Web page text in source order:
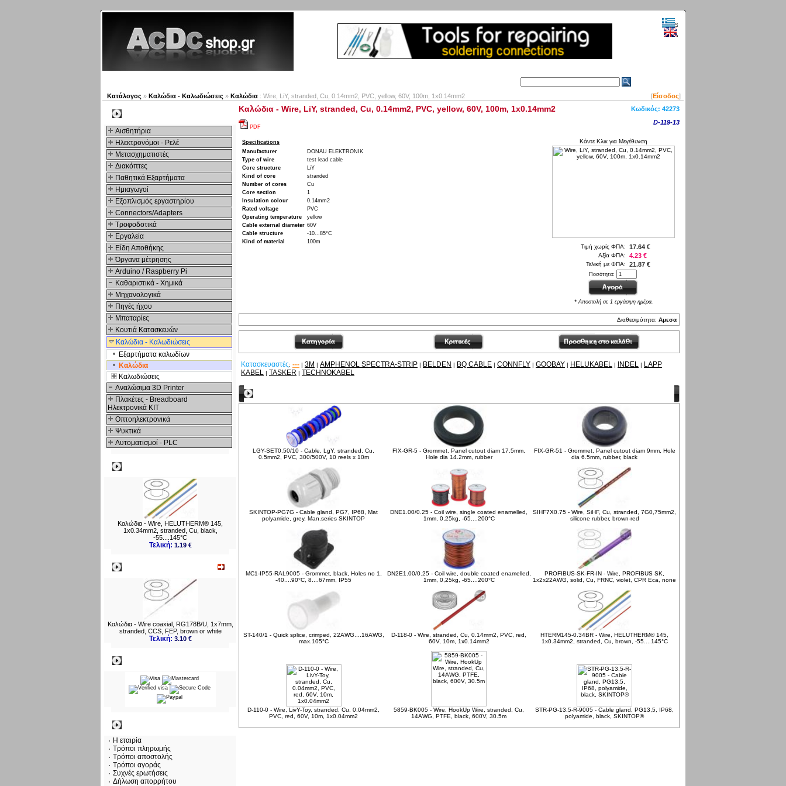
Κατάλογος » Καλώδια - Καλωδιώσεις » Καλώδια : Wire, LiY, stranded, Cu, 0.14mm2, PVC, yellow, 60V, 100m, 1x0.14mm2 [Είσοδος]
Αισθητήρια
Ηλεκτρονόμοι - Ρελέ
Μετασχηματιστές
Διακόπτες
Παθητικά Εξαρτήματα
Hμιαγωγοί
Εξοπλισμός εργαστηρίου
Connectors/Adapters
Τροφοδοτικά
Εργαλεία
Είδη Αποθήκης
Όργανα μέτρησης
Arduino / Raspberry Pi
Καθαριστικά - Χημικά
Μηχανολογικά
Πηγές ήχου
Μπαταρίες
Κουτιά Κατασκευών
Καλώδια - Καλωδιώσεις
Εξαρτήματα καλωδίων
Καλώδια
Καλωδιώσεις
Αναλώσιμα 3D Printer
Πλακέτες - Breadboard
Ηλεκτρονικά ΚΙΤ
Οπτοηλεκτρονικά
Ψυκτικά
Αυτοματισμοί - PLC
Καλώδια - Wire, HELUTHERM® 145,
1x0.34mm2, stranded, Cu, black,
-55....145°C
Τελική: 1.19 €
Καλώδια - Wire coaxial, RG178B/U, 1x7mm,
stranded, CCS, FEP, brown or white
Τελική: 3.10 €
Η εταιρία
Τρόποι πληρωμής
Τρόποι αποστολής
Τρόποι αγοράς
Συχνές ερωτήσεις
Δήλωση απορρήτου
Καλώδια - Wire, LiY, stranded, Cu, 0.14mm2, PVC, yellow, 60V, 100m, 1x0.14mm2 Κωδικός: 42273
PDF
D-119-13
Κάντε Κλικ για Μεγέθυνση
Τιμή χωρίς ΦΠΑ: 17.64 €
Αξία ΦΠΑ: 4.23 €
Τελική με ΦΠΑ: 21.87 €
Ποσότητα:
* Αποστολή σε 1 εργάσιμη ημέρα.
Specifications
Manufacturer
DONAU ELEKTRONIK
Type of wire
test lead cable
Core structure
LiY
Kind of core
stranded
Number of cores
Cu
Core section
1
Insulation colour
0.14mm2
Rated voltage
PVC
Operating temperature
yellow
Cable external diameter 60V
Cable structure
-10...85°C
Kind of material
100m
Διαθεσιμότητα: Αμεσα
Κατασκευαστές: --- | 3M | AMPHENOL SPECTRA-STRIP | BELDEN | BQ CABLE | CONNFLY | GOOBAY | HELUKABEL | INDEL | LAPP
KABEL | TASKER | TECHNOKABEL
LGY-SET0.50/10 - Cable, LgY, stranded, Cu,
0.5mm2, PVC, 300/500V, 10 reels x 10m
FIX-GR-5 - Grommet, Panel cutout diam 17.5mm,
Hole dia 14.2mm, rubber
FIX-GR-51 - Grommet, Panel cutout diam 9mm, Hole
dia 6.5mm, rubber, black
SKINTOP-PG7G - Cable gland, PG7, IP68, Mat
polyamide, grey, Man.series SKINTOP
DNE1.00/0.25 - Coil wire, single coated enamelled,
1mm, 0,25kg, -65....200°C
SIHF7X0.75 - Wire, SiHF, Cu, stranded, 7G0,75mm2,
silicone rubber, brown-red
MC1-IP55-RAL9005 - Grommet, black, Holes no 1,
-40....90°C, 8....67mm, IP55
DN2E1.00/0.25 - Coil wire, double coated enamelled,
1mm, 0,25kg, -65....200°C
PROFIBUS-SK-FR-IN - Wire, PROFIBUS SK,
1x2x22AWG, solid, Cu, FRNC, violet, CPR Eca, none
ST-140/1 - Quick splice, crimped, 22AWG....16AWG,
max.105°C
D-118-0 - Wire, stranded, Cu, 0.14mm2, PVC, red,
60V, 10m, 1x0.14mm2
HTERM145-0.34BR - Wire, HELUTHERM® 145,
1x0.34mm2, stranded, Cu, brown, -55....145°C
D-110-0 - Wire, LivY-Toy, stranded, Cu, 0.04mm2,
PVC, red, 60V, 10m, 1x0.04mm2
5859-BK005 - Wire, HookUp Wire, stranded, Cu,
14AWG, PTFE, black, 600V, 30.5m
STR-PG-13.5-R-9005 - Cable gland, PG13,5, IP68,
polyamide, black, SKINTOP®